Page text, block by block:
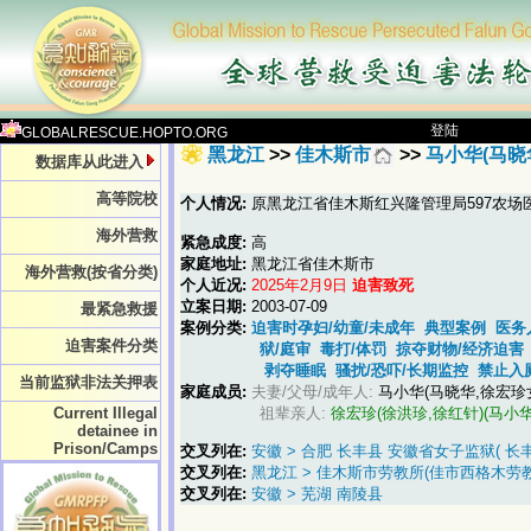
GLOBALRESCUE.HOPTO.ORG 登陆
数据库从此进入
高等院校
海外营救
海外营救(按省分类)
最紧急救援
迫害案件分类
当前监狱非法关押表
Current Illegal
detainee in
Prison/Camps
黑龙江 >> 佳木斯市 >> 马小华(马
个人情况: 原黑龙江省佳木斯红兴隆管理局597农场
紧急成度: 高
家庭地址: 黑龙江省佳木斯市
个人近况: 2025年2月9日 迫害致死
立案日期: 2003-07-09
案例分类: 迫害时孕妇/幼童/未成年 典型案例
医务
狱/庭审 毒打/体罚 掠夺财物/经济迫害
剥夺睡眠 骚扰/恐吓/长期监控 禁止入
家庭成员: 夫妻/父母/成年人: 马小华(马晓华,徐宏珍
祖辈亲人: 徐宏珍(徐洪珍,徐红针)(马小
交叉列在: 安徽 > 合肥 长丰县 安徽省女子监狱( 长
交叉列在: 黑龙江 > 佳木斯市劳教所(佳市西格木劳
交叉列在: 安徽 > 芜湖 南陵县